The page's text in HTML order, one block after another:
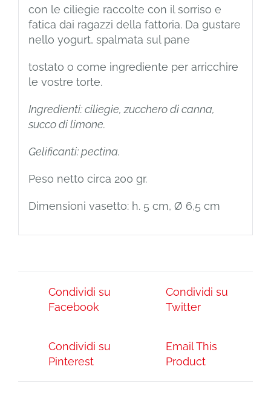
con le ciliegie raccolte con il sorriso e
fatica dai ragazzi della fattoria. Da gustare
nello yogurt, spalmata sul pane
tostato o come ingrediente per arricchire
le vostre torte.
Ingredienti: ciliegie, zucchero di canna,
succo di limone.
Gelificanti: pectina.
Peso netto circa 200 gr.
Dimensioni vasetto: h. 5 cm, Ø 6,5 cm
Condividi su
Facebook
Condividi su
Twitter
Condividi su
Pinterest
Email This
Product